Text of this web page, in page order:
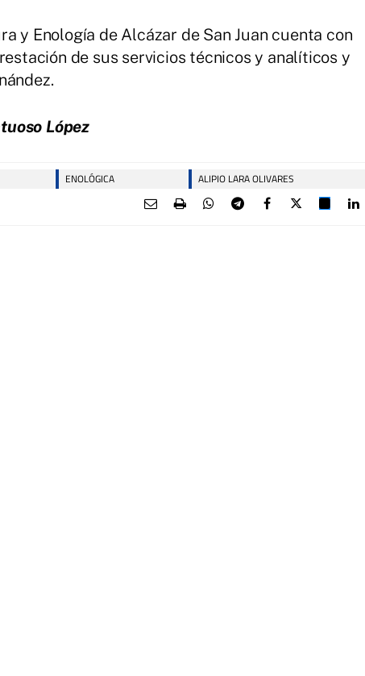
y Enología de Alcázar de San Juan cuenta con
de sus servicios técnicos y analíticos y
López
ENOLÓGICA ALIPIO LARA OLIVARES